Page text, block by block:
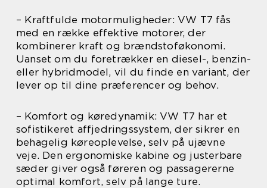
– Kraftfulde motormuligheder: VW T7 fås
med en række effektive motorer, der
kombinerer kraft og brændstoføkonomi.
Uanset om du foretrækker en diesel-, benzin-
eller hybridmodel, vil du finde en variant, der
lever op til dine præferencer og behov.
– Komfort og køredynamik: VW T7 har et
sofistikeret affjedringssystem, der sikrer en
behagelig køreoplevelse, selv på ujævne
veje. Den ergonomiske kabine og justerbare
sæder giver også føreren og passagererne
optimal komfort, selv på lange ture.